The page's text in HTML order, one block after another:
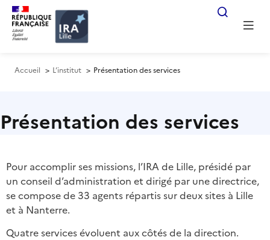
Accueil L’institut Présentation des services
Présentation des services
Pour accomplir ses missions, l’IRA de Lille, présidé par
un conseil d’administration et dirigé par une directrice,
se compose de 33 agents répartis sur deux sites à Lille
et à Nanterre.
Quatre services évoluent aux côtés de la direction.